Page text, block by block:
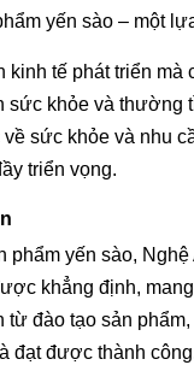
yến sào – một
kinh tế phát triển
sức khỏe và
sức khỏe và nhu
triển vọng.
phẩm yến sào,
khẳng định,
từ đào tạo sản
đạt được thành